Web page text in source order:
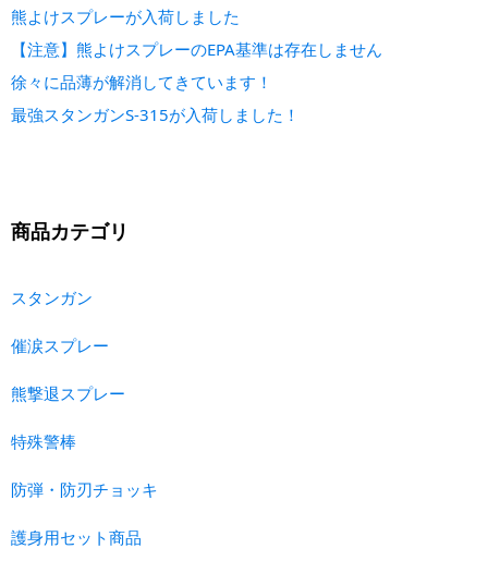
熊よけスプレーが入荷しました
【注意】熊よけスプレーのEPA基準は存在しません
徐々に品薄が解消してきています！
最強スタンガンS-315が入荷しました！
商品カテゴリ
スタンガン
催涙スプレー
熊撃退スプレー
特殊警棒
防弾・防刃チョッキ
護身用セット商品